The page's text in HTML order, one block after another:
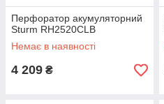
Перфоратор акумуляторний
Sturm RH2520CLB
Немає в наявності
4 209 ₴